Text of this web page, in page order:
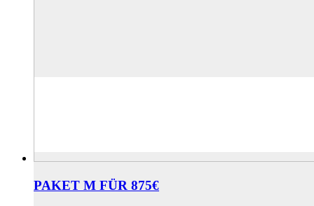
PAKET M FÜR 875€